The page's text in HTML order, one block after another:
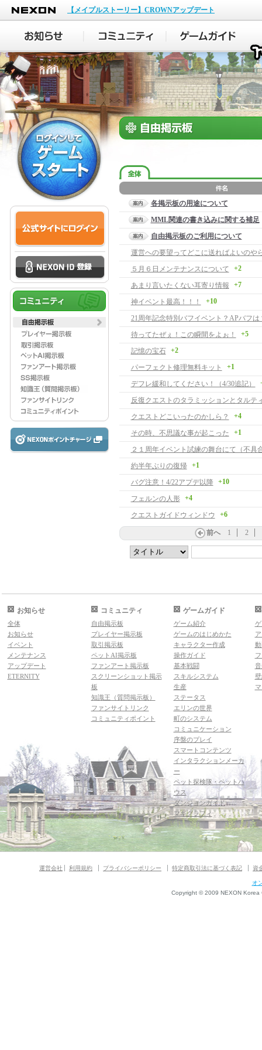
NEXON
【メイプルストーリー】CROWNアップデート
各掲示板の用途について
MML関連の書き込みに関する補足
自由掲示板のご利用について
運営への要望ってどこに送ればよいのや
５月６日メンテナンスについて
+2
あまり言いたくない耳寄り情報 +7
神イベント最高！！！ +10
21周年記念特別バフイベント？APバフは
待ってたぜぇ！この瞬間をよぉ！
+5
記憶の宝石 +2
パーフェクト修理無料キット +1
デフレ緩和してください！（4/30追記）
クエストどこいったのかしら？ +4
その時、不思議な事が起こった +1
２１周年イベント試練の舞台にて（不具
約半年ぶりの復帰
+1
バグ注意！4/22アプデ以降 +10
フェルンの人形 +4
クエストガイドウィンドウ +6
前へ 1 2
お知らせ
全体
お知らせ
イベント
メンテナンス
アップデート
ETERNITY
コミュニティ
自由掲示板
プレイヤー掲示板
取引掲示板
ペットAI掲示板
ファンアート掲示板
スクリーンショット掲示
板
知識王（質問掲示板）
ファンサイトリンク
コミュニティポイント
ゲームガイド
ゲーム紹介
ゲームのはじめかた
キャラクター作成
操作ガイド
基本戦闘
スキルシステム
生産
ステータス
エリンの世界
町のシステム
コミュニケーション
序盤のプレイ
スマートコンテンツ
インタラクションメーカ
ー
ペット探検隊・ペットハ
ウス
ダンジョンガイド
マギグラフィ
運営会社 利用規約 プライバシーポリシー 特定商取引法に基づく表記 資
オ
Copyright © 2009 NEXON Korea